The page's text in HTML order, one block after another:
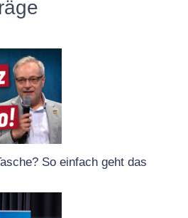
So einfach geht das